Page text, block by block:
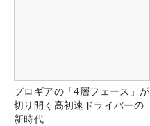
プロギアの「4層フェース」が
切り開く高初速ドライバーの
新時代